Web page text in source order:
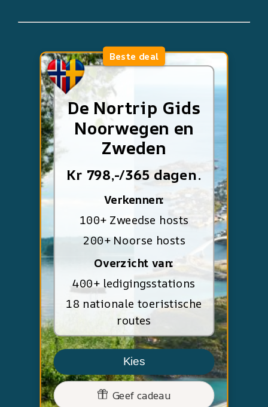
Beste deal
De Nortrip Gids
Noorwegen en
Zweden
Kr 798,-/365 dagen.
Verkennen:
100+ Zweedse hosts
200+ Noorse hosts
Overzicht van:
400+ ledigingsstations
18 nationale toeristische
routes
Kies
Geef cadeau